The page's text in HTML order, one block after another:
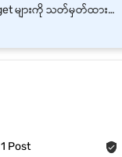
Company ၏ Product များကို Customer များထံ မိတ်ဆက်ပြီး အရောင်းမြှင့်တင်ခြင်း။ Sales Target များကို သတ်မှတ်ထားသော အချိန်အတွင်း ပြည့်မီအောင် ဆောင်ရွက်ခြင်း။ Customer အသစ်များ ရှာဖွေတိုးချဲ့ခြင်းနှင့် လက်ရှိ Customer များနှင့် ကောင်းမွန်သော ဆက်ဆံရေးကို ထိန်းသိမ်းခြင်း။ Customer များ၏ လိုအပ်ချက်များကို နားလည်ပြီး သင့်လျော်သော Product များကို အကြံပြုခြင်း။ Market Information နှင့် Competitor Activities များကို လေ့လာပြီး Report တင်ပြခြင်း။ Marketing Promotion၊ Campaign နှင့် Event များတွင် ပါဝင်ဆောင်ရွက်ခြင်း။ Sales Report နှင့် Customer Feedback များကို အချိန်မီ တင်ပြခြင်း။ Company Policy နှင့် လုပ်ငန်းစဉ်များကို လိုက်နာဆောင်ရွက်ခြင်း။ Management မှ တာဝန်ပေးအပ်သော အခြားလုပ်ငန်းတာဝန်များကို ဆောင်ရွက်ခြင်း။
1 Post